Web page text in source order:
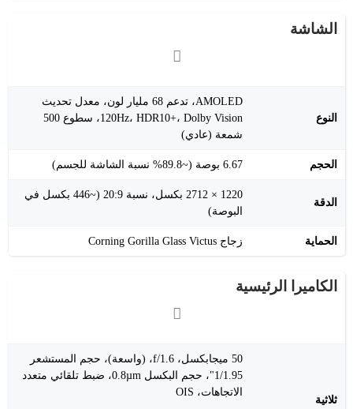
الشاشة
النوع
AMOLED، تدعم 68 مليار لون، معدل تحديث
120Hz، HDR10+، Dolby Vision، سطوع 500
شمعة (عادي)
الحجم 6.67 بوصة (~89.8% نسبة الشاشة للجسم)
الدقة
1220 × 2712 بكسل، نسبة 20:9 (~446 بكسل في
البوصة)
الحماية زجاج Corning Gorilla Glass Victus
الكاميرا الرئيسية
ثلاثية
50 ميجابكسل، f/1.6، (واسعة)، حجم المستشعر
1/1.95"، حجم البكسل 0.8µm، ضبط تلقائي متعدد
الاتجاهات، OIS